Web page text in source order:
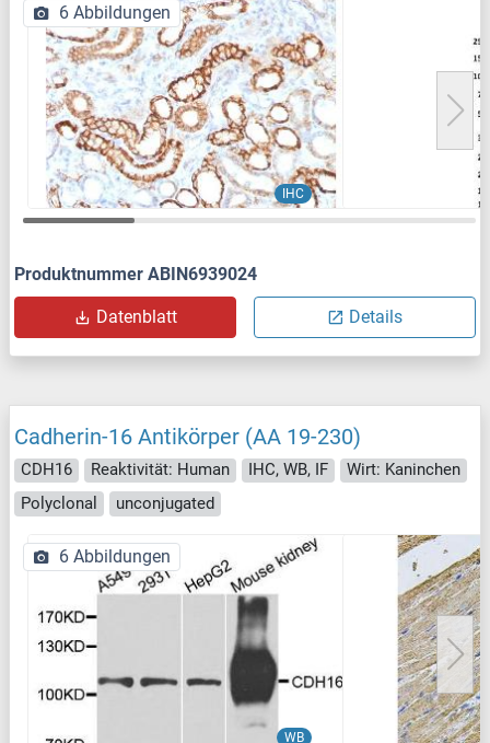
IHC
6 Abbildungen
Produktnummer ABIN6939024
Datenblatt Details
Cadherin-16 Antikörper (AA 19-230)
CDH16 Reaktivität: Human IHC, WB, IF
Wirt: Kaninchen
Polyclonal
unconjugated
WB
6 Abbildungen